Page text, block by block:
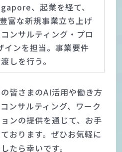
、起業を経て、
富な新規事業立ち上げ
ンサルティング・プロ
インを担当。事業要件
しを行う。
皆さまのAI活用や働き方
ンサルティング、ワーク
ンの提供を通じて、お手
おります。ぜひお気軽に
たら幸いです。